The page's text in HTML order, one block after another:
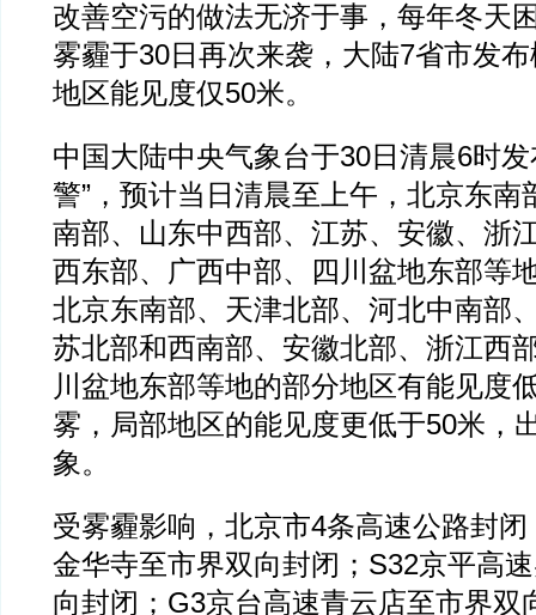
改善空污的做法无济于事，每年冬天
雾霾于30日再次来袭，大陆7省市发
地区能见度仅50米。
中国大陆中央气象台于30日清晨6时发
警”，预计当日清晨至上午，北京东南
南部、山东中西部、江苏、安徽、浙
西东部、广西中部、四川盆地东部等
北京东南部、天津北部、河北中南部
苏北部和西南部、安徽北部、浙江西
川盆地东部等地的部分地区有能见度
雾，局部地区的能见度更低于50米，
象。
受雾霾影响，北京市4条高速公路封
金华寺至市界双向封闭；S32京平高
向封闭；G3京台高速青云店至市界双